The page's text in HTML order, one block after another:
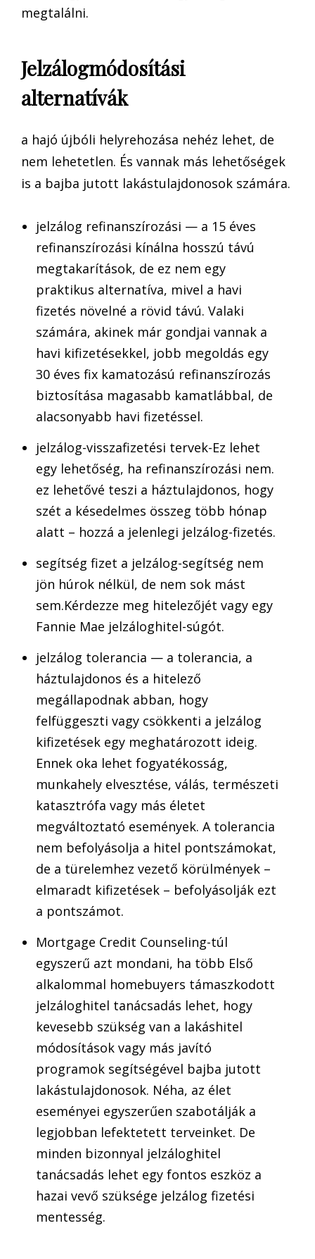
megtalálni.
Jelzálogmódosítási
alternatívák
a hajó újbóli helyrehozása nehéz lehet, de
nem lehetetlen. És vannak más lehetőségek
is a bajba jutott lakástulajdonosok számára.
jelzálog refinanszírozási — a 15 éves
refinanszírozási kínálna hosszú távú
megtakarítások, de ez nem egy
praktikus alternatíva, mivel a havi
fizetés növelné a rövid távú. Valaki
számára, akinek már gondjai vannak a
havi kifizetésekkel, jobb megoldás egy
30 éves fix kamatozású refinanszírozás
biztosítása magasabb kamatlábbal, de
alacsonyabb havi fizetéssel.
jelzálog-visszafizetési tervek-Ez lehet
egy lehetőség, ha refinanszírozási nem.
ez lehetővé teszi a háztulajdonos, hogy
szét a késedelmes összeg több hónap
alatt – hozzá a jelenlegi jelzálog-fizetés.
segítség fizet a jelzálog-segítség nem
jön húrok nélkül, de nem sok mást
sem.Kérdezze meg hitelezőjét vagy egy
Fannie Mae jelzáloghitel-súgót.
jelzálog tolerancia — a tolerancia, a
háztulajdonos és a hitelező
megállapodnak abban, hogy
felfüggeszti vagy csökkenti a jelzálog
kifizetések egy meghatározott ideig.
Ennek oka lehet fogyatékosság,
munkahely elvesztése, válás, természeti
katasztrófa vagy más életet
megváltoztató események. A tolerancia
nem befolyásolja a hitel pontszámokat,
de a türelemhez vezető körülmények –
elmaradt kifizetések – befolyásolják ezt
a pontszámot.
Mortgage Credit Counseling-túl
egyszerű azt mondani, ha több Első
alkalommal homebuyers támaszkodott
jelzáloghitel tanácsadás lehet, hogy
kevesebb szükség van a lakáshitel
módosítások vagy más javító
programok segítségével bajba jutott
lakástulajdonosok. Néha, az élet
eseményei egyszerűen szabotálják a
legjobban lefektetett terveinket. De
minden bizonnyal jelzáloghitel
tanácsadás lehet egy fontos eszköz a
hazai vevő szüksége jelzálog fizetési
mentesség.